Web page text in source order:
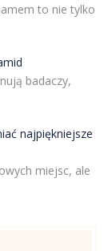
to nie tylko
badaczy,
najpiękniejsze
miejsc, ale